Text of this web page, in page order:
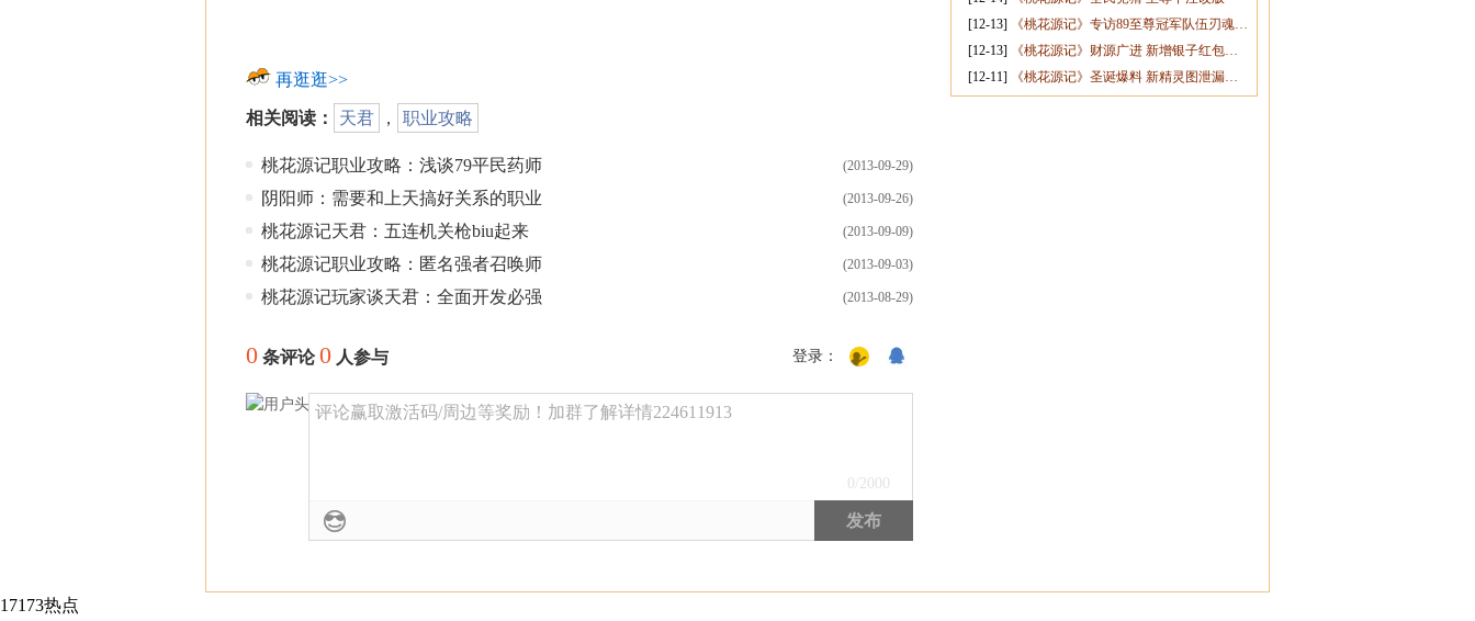
再逛逛>>
相关阅读： 天君 ， 职业攻略
(2013-09-29)
桃花源记职业攻略：浅谈79平民药师
(2013-09-26)
阴阳师：需要和上天搞好关系的职业
(2013-09-09)
桃花源记天君：五连机关枪biu起来
(2013-09-03)
桃花源记职业攻略：匿名强者召唤师
(2013-08-29)
桃花源记玩家谈天君：全面开发必强
0 条评论0 人参与 登录：
评论赢取激活码/周边等奖励！加群了解详情224611913
0 /2000
发布
[12-13]
《桃花源记》专访89至尊冠军队伍刃魂…
[12-13]
《桃花源记》财源广进 新增银子红包…
[12-11]
《桃花源记》圣诞爆料 新精灵图泄漏…
17173热点